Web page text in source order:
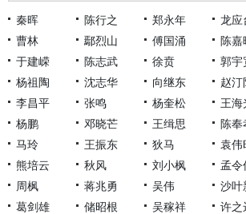
秦晖 陈行之 郑永年 龙应
曹林
鄢烈山 傅国涌 陈嘉
于建嵘
陈志武 徐贲 郭宇
杨祖陶
沈志华 向继东 赵汀
李昌平
张鸣 杨奎松 王海
杨鹏
邓晓芒 王缉思 陈奉
马玲
王振东 狄马 袁伟
熊培云
秋风 刘小枫 孟令
周枫
蒋兆勇 吴伟 沙叶
葛剑雄
储昭根 吴稼祥 许之